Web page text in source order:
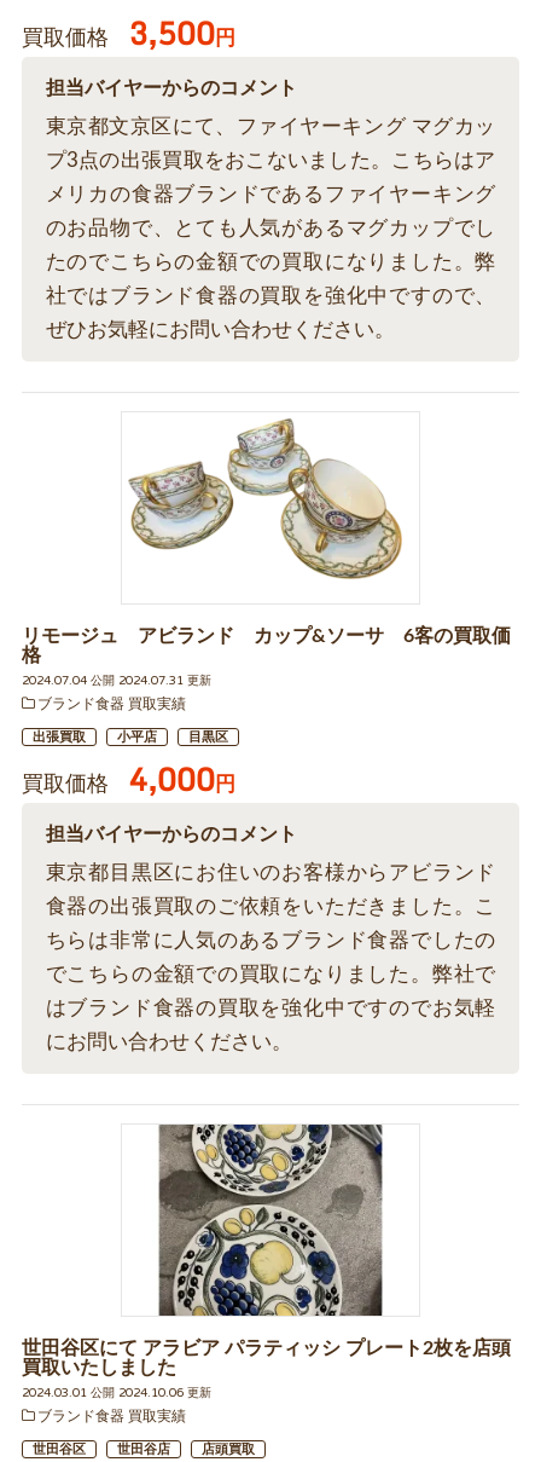
買取価格 3,500円
担当バイヤーからのコメント
東京都文京区にて、ファイヤーキング マグカッ
プ3点の出張買取をおこないました。こちらはア
メリカの食器ブランドであるファイヤーキング
のお品物で、とても人気があるマグカップでし
たのでこちらの金額での買取になりました。弊
社ではブランド食器の買取を強化中ですので、
ぜひお気軽にお問い合わせください。
リモージュ アビランド カップ&ソーサ 6客の買取価
格
2024.07.04 公開 2024.07.31 更新
ブランド食器 買取実績
出張買取 小平店 目黒区
買取価格 4,000円
担当バイヤーからのコメント
東京都目黒区にお住いのお客様からアビランド
食器の出張買取のご依頼をいただきました。こ
ちらは非常に人気のあるブランド食器でしたの
でこちらの金額での買取になりました。弊社で
はブランド食器の買取を強化中ですのでお気軽
にお問い合わせください。
世田谷区にて アラビア パラティッシ プレート2枚を店頭
買取いたしました
2024.03.01 公開 2024.10.06 更新
ブランド食器 買取実績
世田谷区 世田谷店 店頭買取